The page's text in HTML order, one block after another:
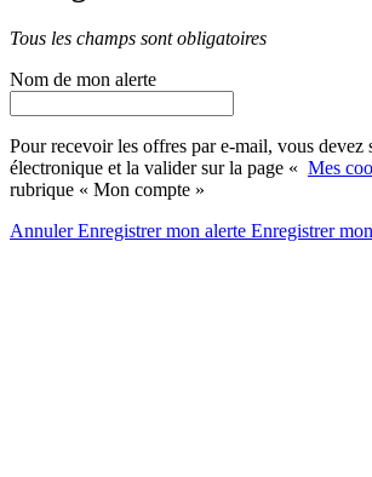
Tous les champs sont obligatoires
Nom de mon alerte
Pour recevoir les offres par e-mail, vous devez
électronique et la valider sur la page « Mes
rubrique « Mon compte »
AnnulerEnregistrer mon alerte Enregistrer